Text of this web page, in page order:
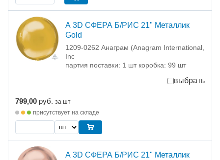
А 3D СФЕРА Б/РИС 21" Металлик
Gold
1209-0262 Анаграм (Anagram International,
Inc
партия поставки: 1 шт коробка: 99 шт
выбрать
799,00 руб. за шт
присутствует на складе
А 3D СФЕРА Б/РИС 21" Металлик